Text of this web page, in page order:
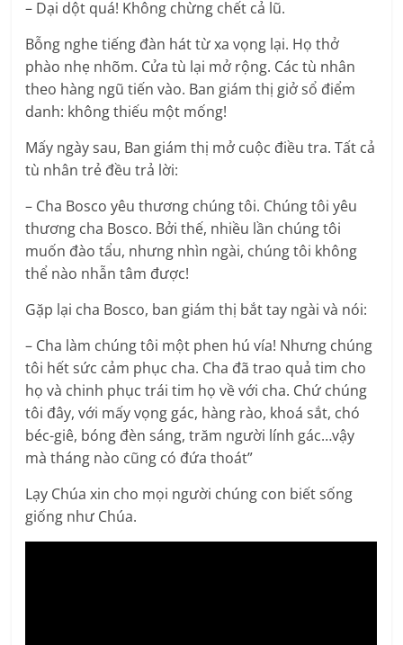
– Dại dột quá! Không chừng chết cả lũ.
Bỗng nghe tiếng đàn hát từ xa vọng lại. Họ thở
phào nhẹ nhõm. Cửa tù lại mở rộng. Các tù nhân
theo hàng ngũ tiến vào. Ban giám thị giở sổ điểm
danh: không thiếu một mống!
Mấy ngày sau, Ban giám thị mở cuộc điều tra. Tất cả
tù nhân trẻ đều trả lời:
– Cha Bosco yêu thương chúng tôi. Chúng tôi yêu
thương cha Bosco. Bởi thế, nhiều lần chúng tôi
muốn đào tẩu, nhưng nhìn ngài, chúng tôi không
thể nào nhẫn tâm được!
Gặp lại cha Bosco, ban giám thị bắt tay ngài và nói:
– Cha làm chúng tôi một phen hú vía! Nhưng chúng
tôi hết sức cảm phục cha. Cha đã trao quả tim cho
họ và chinh phục trái tim họ về với cha. Chứ chúng
tôi đây, với mấy vọng gác, hàng rào, khoá sắt, chó
béc-giê, bóng đèn sáng, trăm người lính gác…vậy
mà tháng nào cũng có đứa thoát”
Lạy Chúa xin cho mọi người chúng con biết sống
giống như Chúa.